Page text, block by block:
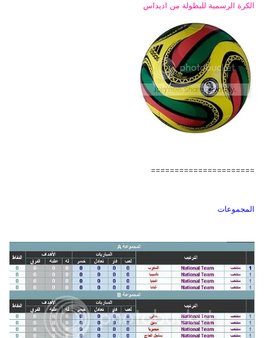
الكرة الرسمية للبطولة من اديداس
======================
المجموعات